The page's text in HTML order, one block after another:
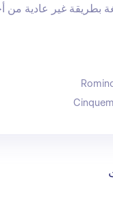
بطريقة غير عادية من